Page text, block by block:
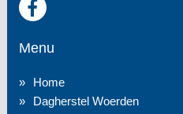
Menu
Home
Dagherstel Woerden